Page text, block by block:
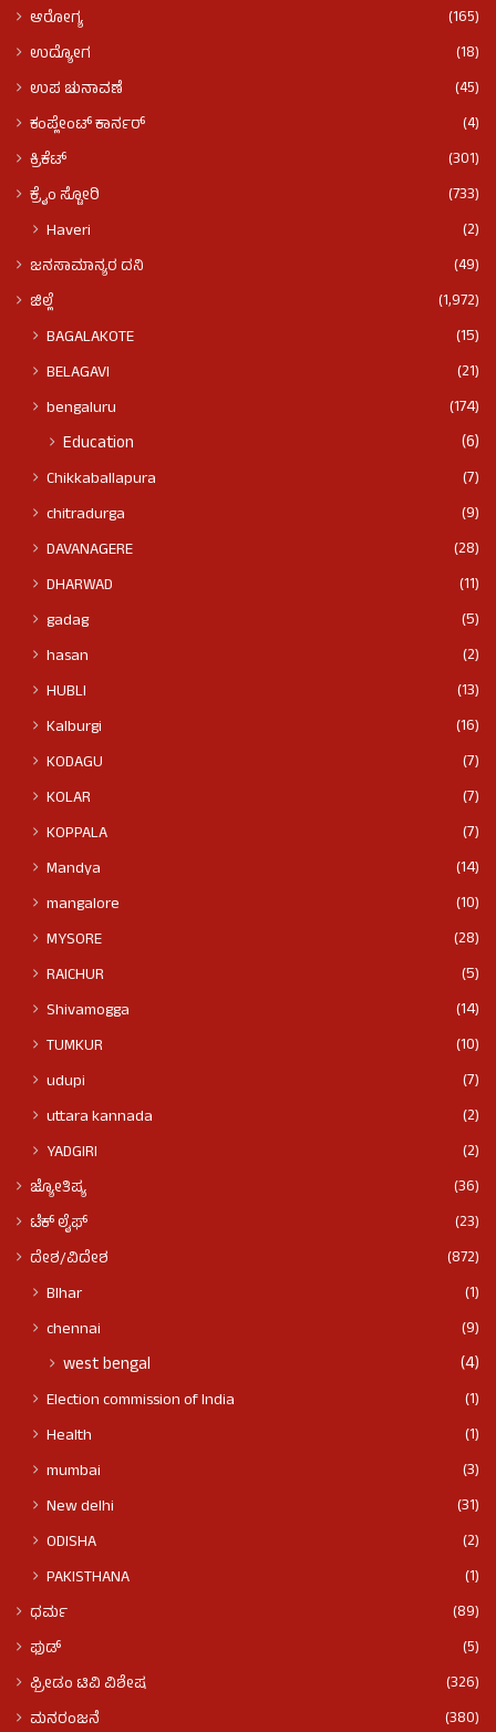
ಆರೋಗ್ಯ
(165)
ಉದ್ಯೋಗ
(18)
ಉಪ ಚುನಾವಣೆ
(45)
ಕಂಪ್ಲೇಂಟ್ ಕಾರ್ನರ್
(4)
ಕ್ರಿಕೆಟ್
(301)
ಕ್ರೈಂ ಸ್ಟೋರಿ
(733)
Haveri (2)
ಜನಸಾಮಾನ್ಯರ ದನಿ
(49)
ಜಿಲ್ಲೆ
(1,972)
BAGALAKOTE
(15)
BELAGAVI
(21)
bengaluru
(174)
Education (6)
Chikkaballapura
(7)
chitradurga
(9)
DAVANAGERE
(28)
DHARWAD
(11)
gadag
(5)
hasan
(2)
HUBLI
(13)
Kalburgi
(16)
KODAGU
(7)
KOLAR
(7)
KOPPALA
(7)
Mandya
(14)
mangalore
(10)
MYSORE
(28)
RAICHUR
(5)
Shivamogga
(14)
TUMKUR
(10)
udupi
(7)
uttara kannada
(2)
YADGIRI
(2)
ಜ್ಯೋತಿಷ್ಯ
(36)
ಟೆಕ್ ಲೈಫ್
(23)
ದೇಶ/ವಿದೇಶ
(872)
BIhar
(1)
chennai
(9)
west bengal (4)
Election commission of India
(1)
Health
(1)
mumbai
(3)
New delhi
(31)
ODISHA
(2)
PAKISTHANA
(1)
ಧರ್ಮ
(89)
ಫುಡ್​​
(5)
ಫ್ರೀಡಂ ಟಿವಿ ವಿಶೇಷ
(326)
ಮನರಂಜನೆ
(380)